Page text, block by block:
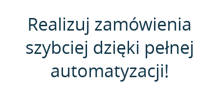
Realizuj zamówienia
szybciej dzięki pełnej
automatyzacji!